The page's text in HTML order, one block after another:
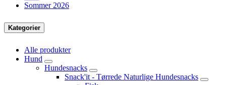
Sommer 2026
Kategorier
Alle produkter
Hund
Hundesnacks
Snack'it - Tørrede Naturlige Hundesnacks